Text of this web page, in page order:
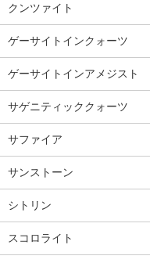
クンツァイト
ゲーサイトインクォーツ
ゲーサイトインアメジスト
サゲニティッククォーツ
サファイア
サンストーン
シトリン
スコロライト